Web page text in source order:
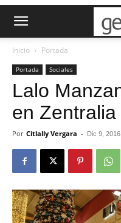
Inicio Portada
Portada Sociales
Lalo
en Zentralia
Por Citlally Vergara - Dic 9, 2016